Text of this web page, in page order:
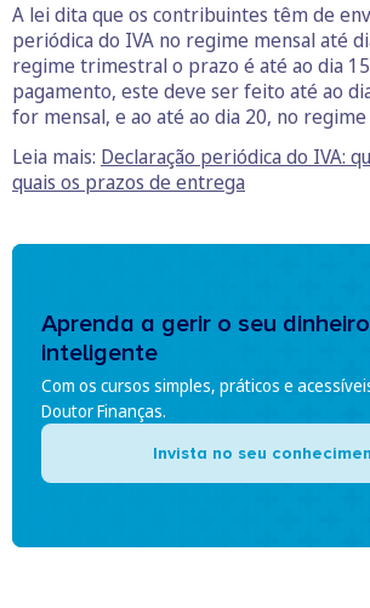
A lei dita que os contribuintes têm de
periódica do IVA no regime mensal até
regime trimestral o prazo é até ao dia
pagamento, este deve ser feito até ao
for mensal, e ao até ao dia 20, no
Leia mais: Declaração periódica do IVA:
quais os prazos de entrega
Aprenda a gerir o seu
inteligente
Com os cursos simples, práticos e
Doutor Finanças.
Invista no seu